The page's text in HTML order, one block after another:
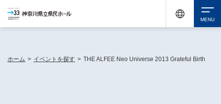
ホーム > イベントを探す > THE ALFEE Neo Universe 2013 Grateful Birth